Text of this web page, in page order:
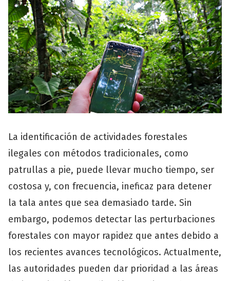
La identificación de actividades forestales
ilegales con métodos tradicionales, como
patrullas a pie, puede llevar mucho tiempo, ser
costosa y, con frecuencia, ineficaz para detener
la tala antes que sea demasiado tarde. Sin
embargo, podemos detectar las perturbaciones
forestales con mayor rapidez que antes debido a
los recientes avances tecnológicos. Actualmente,
las autoridades pueden dar prioridad a las áreas